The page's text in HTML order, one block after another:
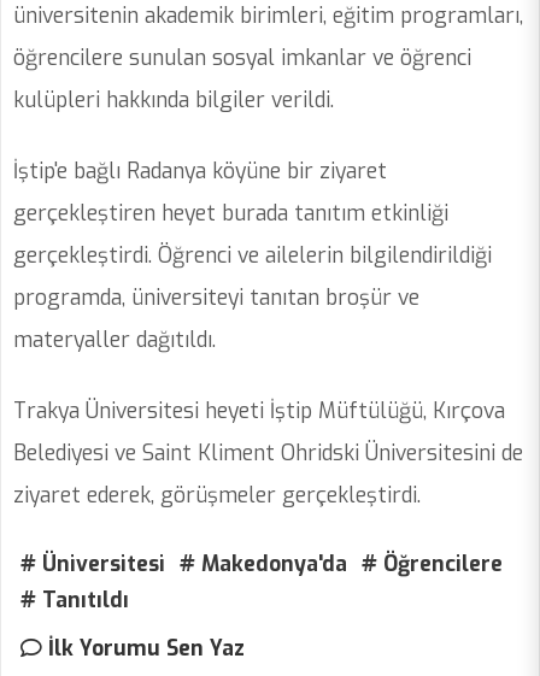
üniversitenin akademik birimleri, eğitim programları,
öğrencilere sunulan sosyal imkanlar ve öğrenci
kulüpleri hakkında bilgiler verildi.
İştip'e bağlı Radanya köyüne bir ziyaret
gerçekleştiren heyet burada tanıtım etkinliği
gerçekleştirdi. Öğrenci ve ailelerin bilgilendirildiği
programda, üniversiteyi tanıtan broşür ve
materyaller dağıtıldı.
Trakya Üniversitesi heyeti İştip Müftülüğü, Kırçova
Belediyesi ve Saint Kliment Ohridski Üniversitesini de
ziyaret ederek, görüşmeler gerçekleştirdi.
# Üniversitesi # Makedonya'da # Öğrencilere
# Tanıtıldı
İlk Yorumu Sen Yaz